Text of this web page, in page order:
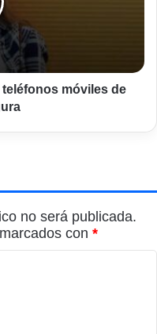
móviles de
no será publicada.
con *